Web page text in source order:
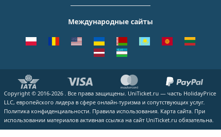
Казань
Чехия
Emirates
ВСЕ АВИАКОМПАНИИ
Кольцово
Курумоч
ВСЕ АЭРОПОРТЫ
Москва - Симферополь
Москва - Ереван
Москва - Калининград
Москва - Екатеринбург
Москва - Махачкала
ВСЕ НАПРАВЛЕНИЯ
Помощь
Вакансии
Блог
Как купить билет
Международные сайты
Copyright © 2016-2026 . Все права защищены. UniTicket.ru — часть HolidayPrice
LLC, европейского лидера в сфере онлайн-туризма и сопутствующих услуг.
Политика конфиденциальности. Правила использования. Карта сайта. При
использовании материалов активная ссылка на сайт UniTicket.ru обязательна.